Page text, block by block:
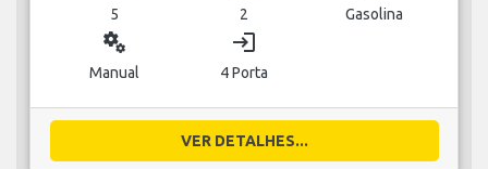
5 2 Gasolina
miscellaneous_services
Manual
login
4 Porta
VER DETALHES...